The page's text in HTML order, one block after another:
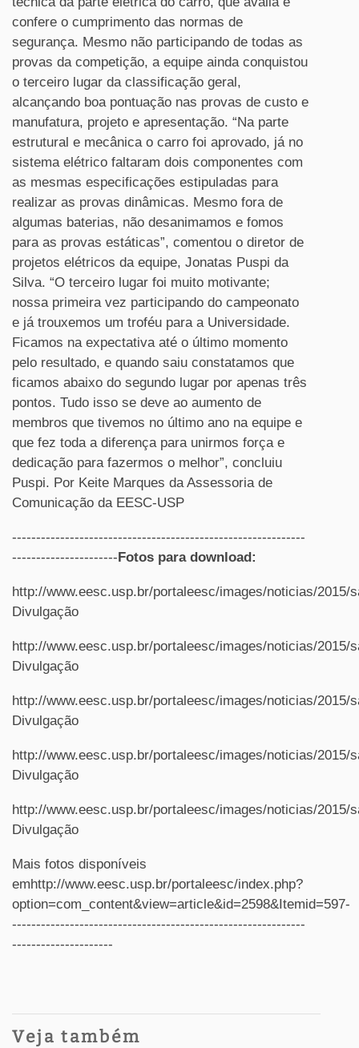
confere o cumprimento das normas de
segurança. Mesmo não participando de todas as
provas da competição, a equipe ainda conquistou
o terceiro lugar da classificação geral,
alcançando boa pontuação nas provas de custo e
manufatura, projeto e apresentação. “Na parte
estrutural e mecânica o carro foi aprovado, já no
sistema elétrico faltaram dois componentes com
as mesmas especificações estipuladas para
realizar as provas dinâmicas. Mesmo fora de
algumas baterias, não desanimamos e fomos
para as provas estáticas”, comentou o diretor de
projetos elétricos da equipe, Jonatas Puspi da
Silva. “O terceiro lugar foi muito motivante;
nossa primeira vez participando do campeonato
e já trouxemos um troféu para a Universidade.
Ficamos na expectativa até o último momento
pelo resultado, e quando saiu constatamos que
ficamos abaixo do segundo lugar por apenas três
pontos. Tudo isso se deve ao aumento de
membros que tivemos no último ano na equipe e
que fez toda a diferença para unirmos força e
dedicação para fazermos o melhor”, concluiu
Puspi. Por Keite Marques da Assessoria de
Comunicação da EESC-USP
-------------------------------------------------------------
----------------------Fotos para download:
http://www.eesc.usp.br/portaleesc/images/noticias/2015/
Divulgação
http://www.eesc.usp.br/portaleesc/images/noticias/2015/
Divulgação
http://www.eesc.usp.br/portaleesc/images/noticias/2015/
Divulgação
http://www.eesc.usp.br/portaleesc/images/noticias/2015/
Divulgação
http://www.eesc.usp.br/portaleesc/images/noticias/2015/
Divulgação
Mais fotos disponíveis
emhttp://www.eesc.usp.br/portaleesc/index.php?
option=com_content&view=article&id=2598&Itemid=597-
-------------------------------------------------------------
---------------------
Veja também